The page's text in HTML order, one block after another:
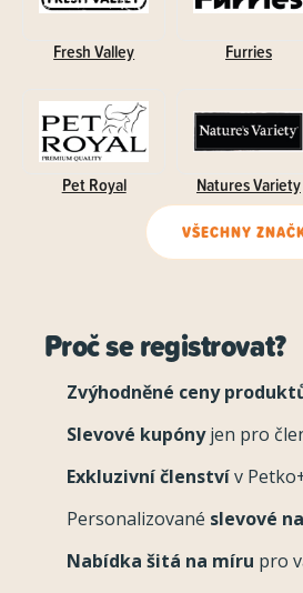
Fresh Valley Furries
Pet Royal Natures Variety
VŠECHNY
Proč se registrovat?
Zvýhodněné ceny
Slevové kupónyjen pro
Exkluzivní členstvív
Personalizované slevové
Nabídka šitá na míru pro